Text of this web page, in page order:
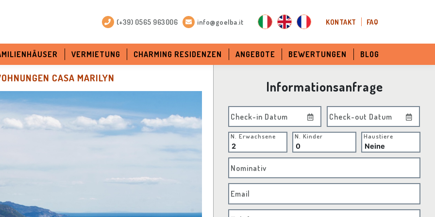
(+39) 0565 963006 info@goelba.it KONTAKT FAQ
VERMIETUNG CHARMING RESIDENZEN ANGEBOTE BEWERTUNGEN BLOG
CASA MARILYN
Informationsanfrage
Check-in Datum Check-out Datum
N. Erwachsene N. Kinder Haustiere
Nominativ
Email